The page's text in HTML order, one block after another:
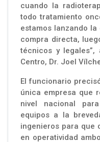
cuando la
todo tratamiento
estamos lanzando
compra directa,
técnicos y legales”,
Centro, Dr. Joel
El funcionario
única empresa que
nivel nacional
equipos a la
ingenieros para que
en operatividad